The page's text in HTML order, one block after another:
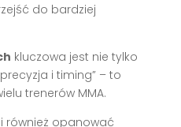
do bardziej
kluczowa jest nie tylko
i timing” – to
trenerów MMA.
również opanować